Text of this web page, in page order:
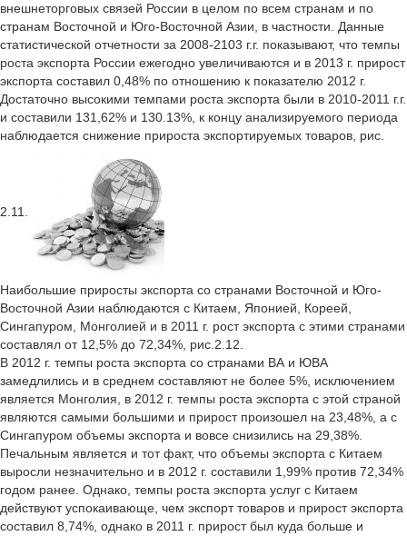
внешнеторговых связей России в целом по всем странам и по
странам Восточной и Юго-Восточной Азии, в частности. Данные
статистической отчетности за 2008-2103 г.г. показывают, что темпы
роста экспорта России ежегодно увеличиваются и в 2013 г. прирост
экспорта составил 0,48% по отношению к показателю 2012 г.
Достаточно высокими темпами роста экспорта были в 2010-2011 г.г.
и составили 131,62% и 130.13%, к концу анализируемого периода
наблюдается снижение прироста экспортируемых товаров, рис.
2.11.
Наибольшие приросты экспорта со странами Восточной и Юго-
Восточной Азии наблюдаются с Китаем, Японией, Кореей,
Сингапуром, Монголией и в 2011 г. рост экспорта с этими странами
составлял от 12,5% до 72,34%, рис.2.12.
В 2012 г. темпы роста экспорта со странами ВА и ЮВА
замедлились и в среднем составляют не более 5%, исключением
является Монголия, в 2012 г. темпы роста экспорта с этой страной
являются самыми большими и прирост произошел на 23,48%, а с
Сингапуром объемы экспорта и вовсе снизились на 29,38%.
Печальным является и тот факт, что объемы экспорта с Китаем
выросли незначительно и в 2012 г. составили 1,99% против 72,34%
годом ранее. Однако, темпы роста экспорта услуг с Китаем
действуют успокаивающе, чем экспорт товаров и прирост экспорта
составил 8,74%, однако в 2011 г. прирост был куда больше и